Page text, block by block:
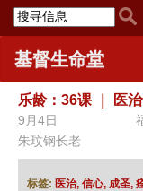
基督生命堂
乐龄：36课 医
9月4日
朱玟钢长老
标签: 医治, 信心, 成圣,